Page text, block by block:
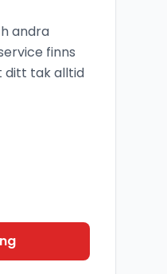
andra
finns
ditt tak alltid